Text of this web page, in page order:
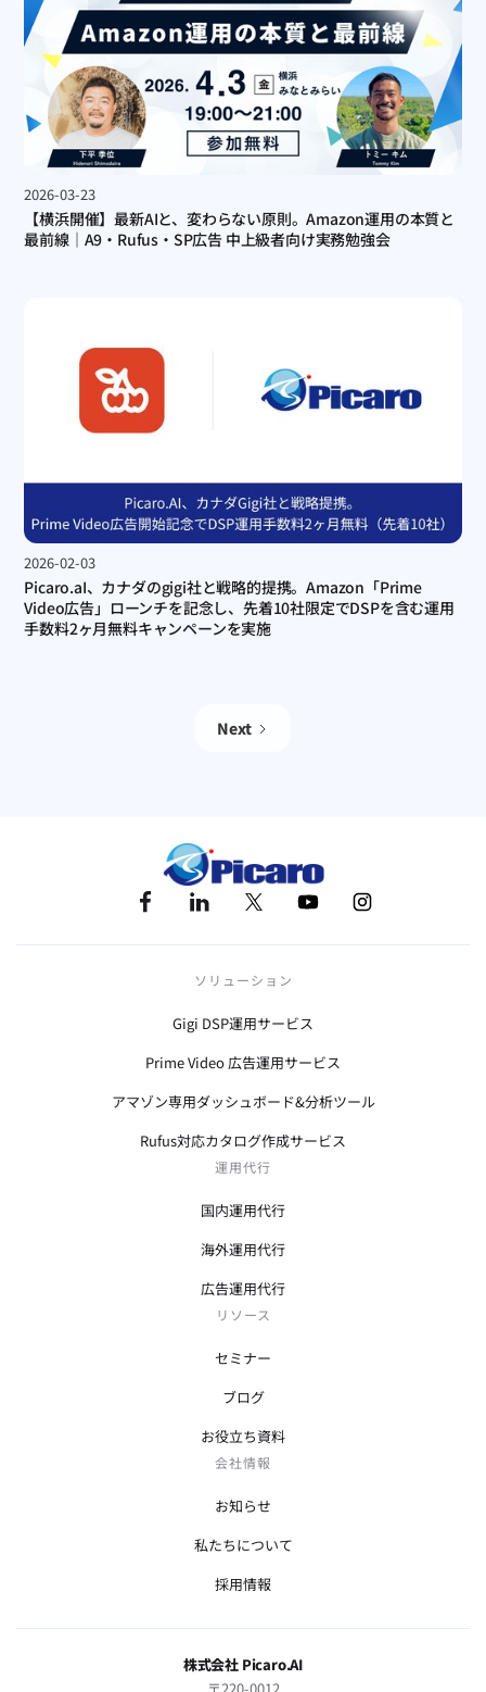
2026-03-23
【横浜開催】最新AIと、変わらない原則。Amazon運用の本質と
最前線｜A9・Rufus・SP広告 中上級者向け実務勉強会
2026-02-03
Picaro.aI、カナダのgigi社と戦略的提携。Amazon「Prime
Video広告」ローンチを記念し、先着10社限定でDSPを含む運用
手数料2ヶ月無料キャンペーンを実施
Next
ソリューション
Gigi DSP運用サービス
Prime Video 広告運用サービス
アマゾン専用ダッシュボード&分析ツール
Rufus対応カタログ作成サービス
運用代行
国内運用代行
海外運用代行
広告運用代行
リソース
セミナー
ブログ
お役立ち資料
会社情報
お知らせ
私たちについて
採用情報
株式会社 Picaro.AI